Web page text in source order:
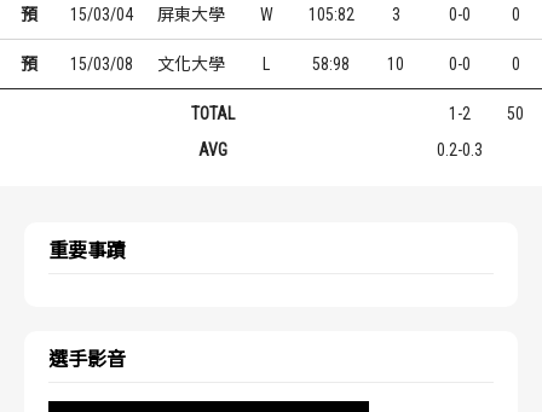
預 15/03/04 屏東大學 W 105:82 3 0-0 0
預 15/03/08 文化大學 L 58:98 10 0-0 0
TOTAL 1-2
50
AVG
0.2-0.3
重要事蹟
選手影音